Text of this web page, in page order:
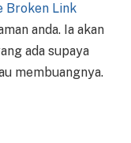
Broken Link
anda. Ia akan
ada supaya
membuangnya.